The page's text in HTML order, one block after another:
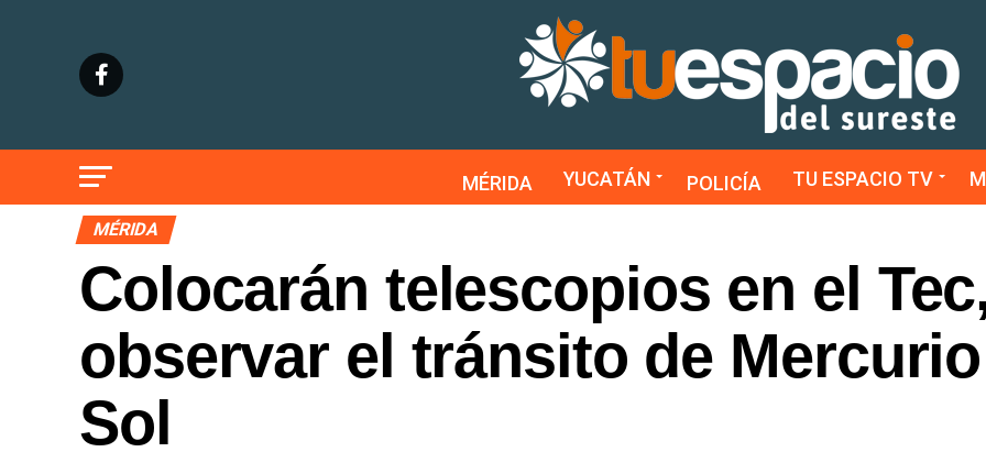
MÉRIDA YUCATÁN POLICÍA TU ESPACIO TV
MÉRIDA
Colocarán telescopios en el
observar el tránsito de
Sol